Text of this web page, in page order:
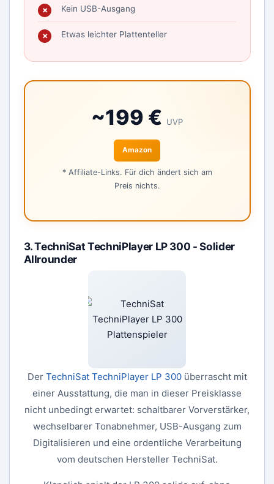
Kein USB-Ausgang
Etwas leichter Plattenteller
~199 € UVP
Amazon
* Affiliate-Links. Für dich ändert sich am
Preis nichts.
3. TechniSat TechniPlayer LP 300 - Solider
Allrounder
Der TechniSat TechniPlayer LP 300überrascht mit
einer Ausstattung, die man in dieser Preisklasse
nicht unbedingt erwartet: schaltbarer Vorverstärker,
wechselbarer Tonabnehmer, USB-Ausgang zum
Digitalisieren und eine ordentliche Verarbeitung
vom deutschen Hersteller TechniSat.